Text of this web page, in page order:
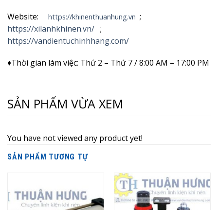
Website: https://khinenthuanhung.vn ;
https://xilanhkhinen.vn/ ;
https://vandientuchinhhang.com/
♦Thời gian làm việc: Thứ 2 – Thứ 7 / 8:00 AM – 17:00 PM
SẢN PHẨM VỪA XEM
You have not viewed any product yet!
SẢN PHẨM TƯƠNG TỰ